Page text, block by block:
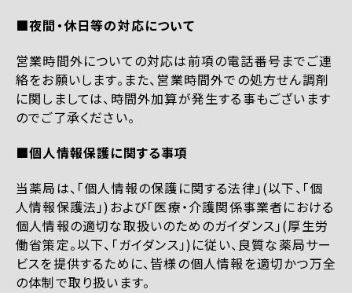
■夜間・休日等の対応について
営業時間外についての対応は前項の電話番号までご連
絡をお願いします。また、営業時間外での処方せん調剤
に関しましては、時間外加算が発生する事もございます
のでご了承ください。
■個人情報保護に関する事項
当薬局は、「個人情報の保護に関する法律」(以下、「個
人情報保護法」)および「医療・介護関係事業者における
個人情報の適切な取扱いのためのガイダンス」(厚生労
働省策定。以下、「ガイダンス」)に従い、良質な薬局サー
ビスを提供するために、皆様の個人情報を適切かつ万全
の体制で取り扱います。